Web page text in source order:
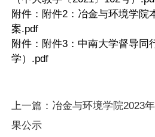
附件： 附件2：冶金与环境学院
案.pdf
附件： 附件3：中南大学督导同
学）.pdf
上一篇： 冶金与环境学院2023
果公示